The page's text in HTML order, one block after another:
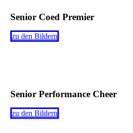
Senior Coed Premier
zu den Bildern
Senior Performance Cheer
zu den Bildern